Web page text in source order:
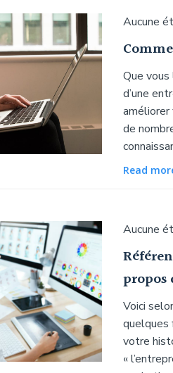
Aucune
Que vous
d’une
de
Read
Aucune
propos
Voici
quelques
votre
«